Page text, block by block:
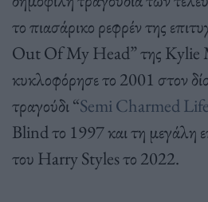
το πιασάρικο ρεφρέν της
Out Of My Head” της Kylie
κυκλοφόρησε το 2001 στον
τραγούδι “Semi Charmed Life
Blind το 1997 και τη μεγάλη
του Harry Styles το 2022.